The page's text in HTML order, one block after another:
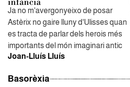
Ja no m'avergonyeixo de posar
Astèrix no gaire lluny d'Ulisses quan
es tracta de parlar dels herois més
importants del món imaginari antic
Joan-Lluís Lluís
Basorèxia